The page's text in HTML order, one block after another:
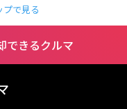
プで見る
できるクルマ